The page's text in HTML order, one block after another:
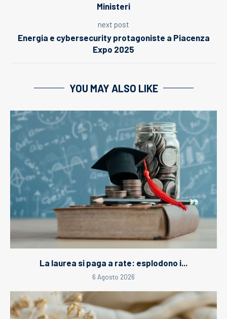
Ministeri
next post
Energia e cybersecurity protagoniste a Piacenza
Expo 2025
YOU MAY ALSO LIKE
La laurea si paga a rate: esplodono i...
6 Agosto 2026